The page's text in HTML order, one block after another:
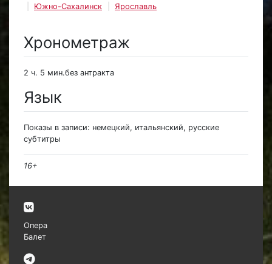
Южно-Сахалинск
Ярославль
Хронометраж
2 ч. 5 мин.без антракта
Язык
Показы в записи: немецкий, итальянский, русские
субтитры
16+
Опера
Балет